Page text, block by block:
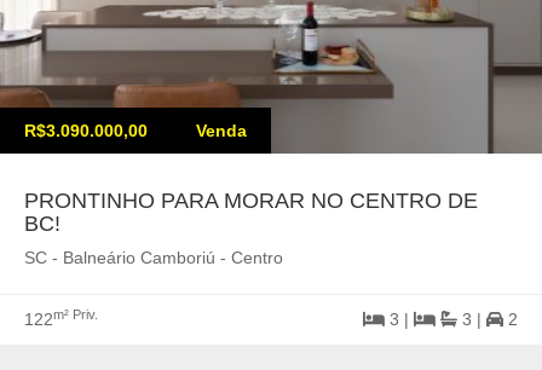
R$3.090.000,00 Venda
PRONTINHO PARA MORAR NO CENTRO DE
BC!
SC - Balneário Camboriú - Centro
122m² Priv. 3 | 3 | 2